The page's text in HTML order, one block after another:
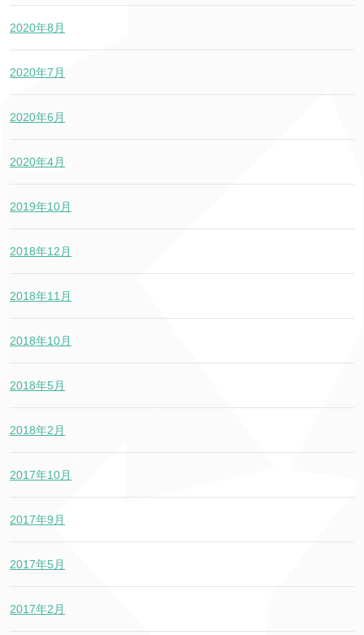
2020年8月
2020年7月
2020年6月
2020年4月
2019年10月
2018年12月
2018年11月
2018年10月
2018年5月
2018年2月
2017年10月
2017年9月
2017年5月
2017年2月